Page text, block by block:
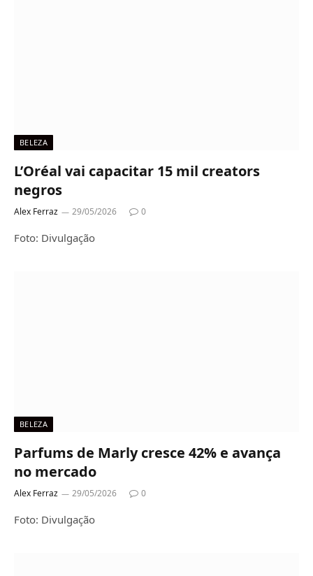
BELEZA
L’Oréal vai capacitar 15 mil creators
negros
Alex Ferraz 29/05/2026 0
Foto: Divulgação
BELEZA
Parfums de Marly cresce 42% e avança
no mercado
Alex Ferraz 29/05/2026 0
Foto: Divulgação